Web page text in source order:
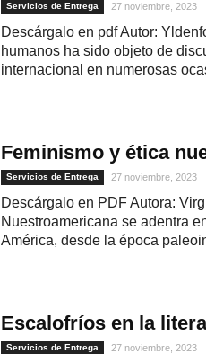
Servicios de Entrega 27 noviembre, 2023
Descárgalo en pdf Autor:
humanos ha sido objeto de
internacional en numerosas
Feminismo y ética
Servicios de Entrega 27 noviembre, 2023
Descárgalo en PDF Autora:
Nuestroamericana se adentra
América, desde la época
Escalofríos en la
Servicios de Entrega 27 noviembre, 2023